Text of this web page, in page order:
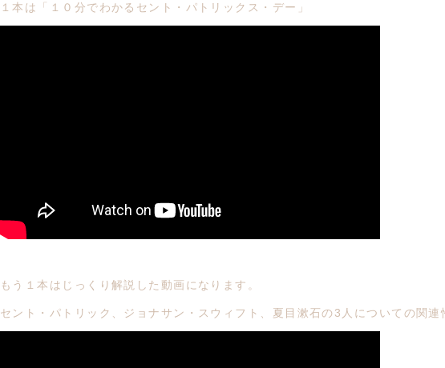
１本は「１０分でわかるセント・パトリックス・デー」
もう１本はじっくり解説した動画になります。
セント・パトリック、ジョナサン・スウィフト、夏目漱石の3人についての関